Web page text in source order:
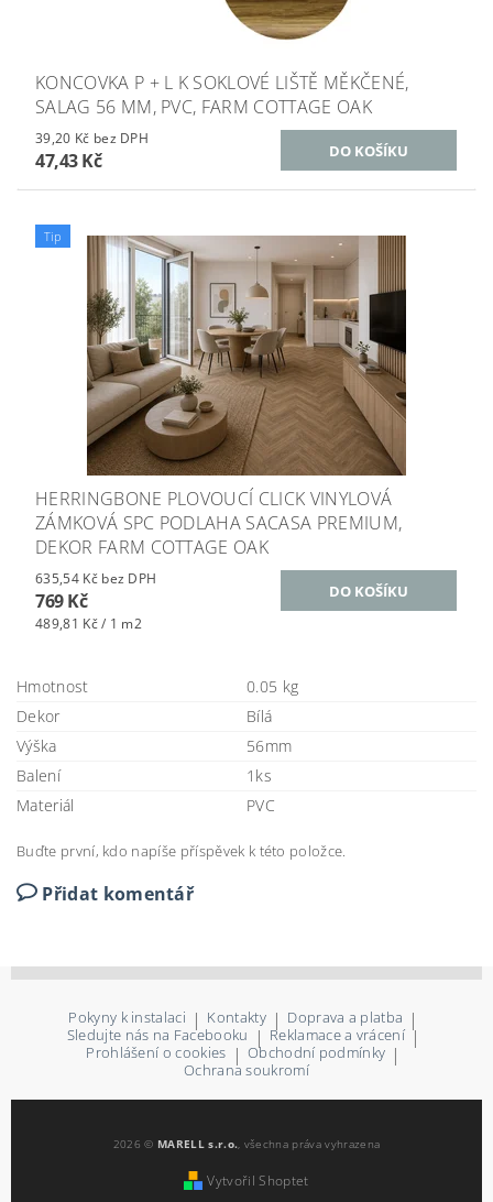
KONCOVKA P + L K SOKLOVÉ LIŠTĚ MĚKČENÉ,
SALAG 56 MM, PVC, FARM COTTAGE OAK
39,20 Kč bez DPH
47,43 Kč
Tip
HERRINGBONE PLOVOUCÍ CLICK VINYLOVÁ
ZÁMKOVÁ SPC PODLAHA SACASA PREMIUM,
DEKOR FARM COTTAGE OAK
635,54 Kč bez DPH
769 Kč
489,81 Kč / 1 m2
Hmotnost
0.05 kg
Dekor
Bílá
Výška
56mm
Balení
1ks
Materiál
PVC
Buďte první, kdo napíše příspěvek k této položce.
Přidat komentář
Pokyny k instalaci | Kontakty | Doprava a platba |
Sledujte nás na Facebooku | Reklamace a vrácení |
Prohlášení o cookies | Obchodní podmínky |
Ochrana soukromí
2026 © MARELL s.r.o., všechna práva vyhrazena
Vytvořil Shoptet